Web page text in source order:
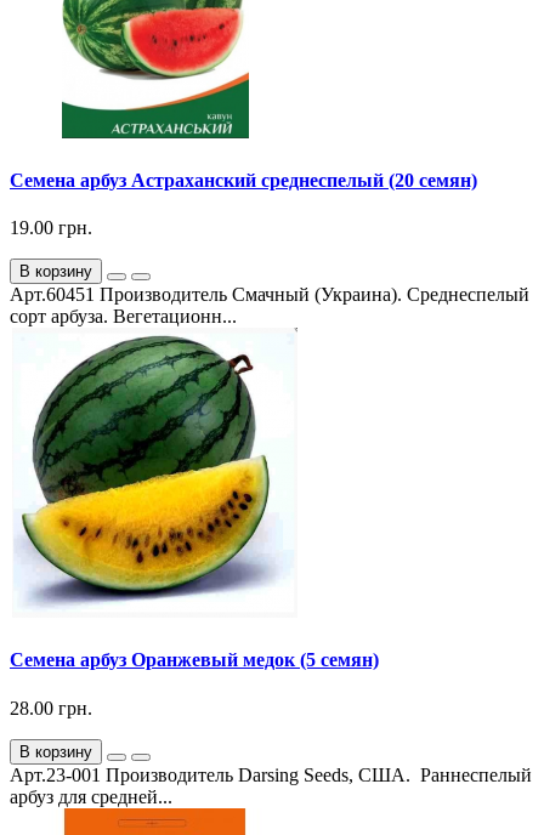
Семена арбуз Астраханский среднеспелый (20 семян)
19.00 грн.
В корзину
Арт.60451 Производитель Смачный (Украина). Среднеспелый
сорт арбуза. Вегетационн...
Семена арбуз Оранжевый медок (5 семян)
28.00 грн.
В корзину
Арт.23-001 Производитель Darsing Seeds, США. Раннеспелый
арбуз для средней...